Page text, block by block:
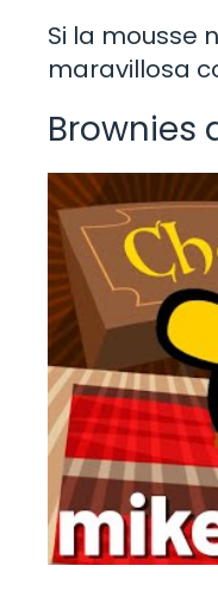
Si la mousse
maravillosa
Brownies